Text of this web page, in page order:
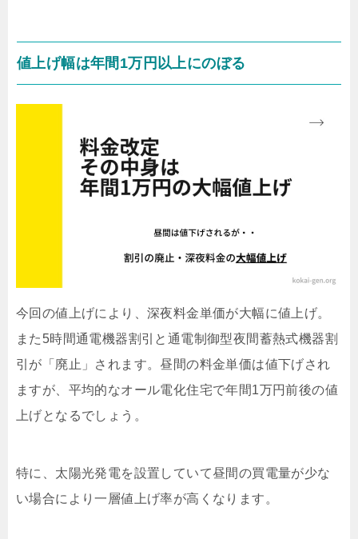
値上げ幅は年間1万円以上にのぼる
今回の値上げにより、深夜料金単価が大幅に値上げ。
また5時間通電機器割引と通電制御型夜間蓄熱式機器割
引が「廃止」されます。昼間の料金単価は値下げされ
ますが、平均的なオール電化住宅で年間1万円前後の値
上げとなるでしょう。
特に、太陽光発電を設置していて昼間の買電量が少な
い場合により一層値上げ率が高くなります。